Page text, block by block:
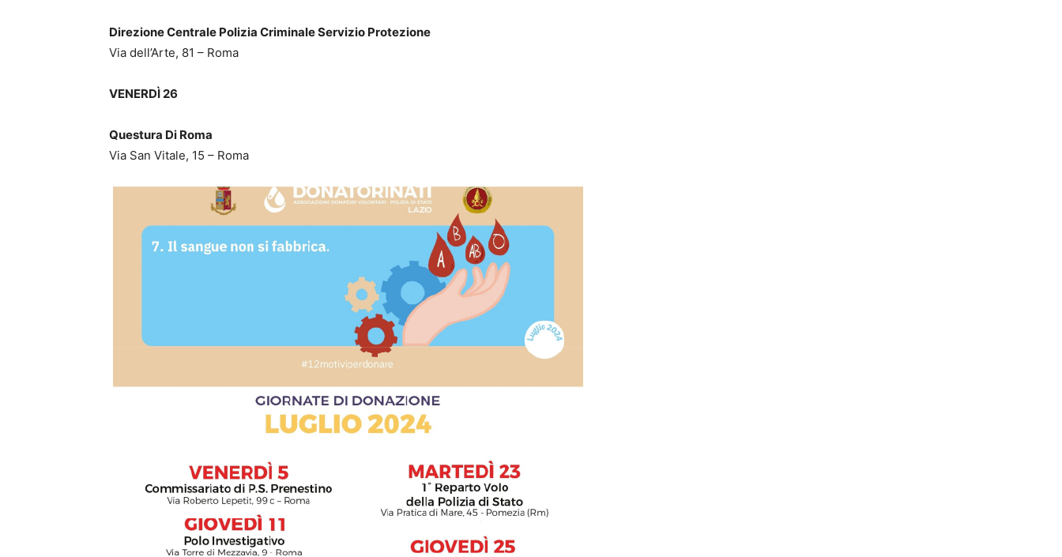
Direzione Centrale Polizia Criminale Servizio Protezione
Via dell’Arte, 81 – Roma
VENERDÌ 26
Questura Di Roma
Via San Vitale, 15 – Roma